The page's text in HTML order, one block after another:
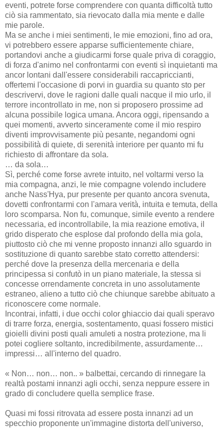
eventi, potrete forse comprendere con quanta difficoltà tutto
ciò sia rammentato, sia rievocato dalla mia mente e dalle
mie parole.
Ma se anche i miei sentimenti, le mie emozioni, fino ad ora,
vi potrebbero essere apparse sufficientemente chiare,
portandovi anche a giudicarmi forse quale priva di coraggio,
di forza d'animo nel confrontarmi con eventi sì inquietanti ma
ancor lontani dall'essere considerabili raccapriccianti,
offertemi l'occasione di porvi in guardia su quanto sto per
descrivervi, dove le ragioni dalle quali nacque il mio urlo, il
terrore incontrollato in me, non si proposero prossime ad
alcuna possibile logica umana. Ancora oggi, ripensando a
quei momenti, avverto sinceramente come il mio respiro
diventi improvvisamente più pesante, negandomi ogni
possibilità di quiete, di serenità interiore per quanto mi fu
richiesto di affrontare da sola.
… da sola…
Sì, perché come forse avrete intuito, nel voltarmi verso la
mia compagna, anzi, le mie compagne volendo includere
anche Nass'Hya, pur presente per quanto ancora svenuta,
dovetti confrontarmi con l'amara verità, intuita e temuta, della
loro scomparsa. Non fu, comunque, simile evento a rendere
necessaria, ed incontrollabile, la mia reazione emotiva, il
grido disperato che esplose dal profondo della mia gola,
piuttosto ciò che mi venne proposto innanzi allo sguardo in
sostituzione di quanto sarebbe stato corretto attendersi:
perché dove la presenza della mercenaria e della
principessa si confutò in un piano materiale, la stessa si
concesse orrendamente concreta in uno assolutamente
estraneo, alieno a tutto ciò che chiunque sarebbe abituato a
riconoscere come normale.
Incontrai, infatti, i due occhi color ghiaccio dai quali speravo
di trarre forza, energia, sostentamento, quasi fossero mistici
gioielli divini posti quali amuleti a nostra protezione, ma li
potei cogliere soltanto, incredibilmente, assurdamente…
impressi… all'interno del quadro.
« Non… non… non.. » balbettai, cercando di rinnegare la
realtà postami innanzi agli occhi, senza neppure essere in
grado di concludere quella semplice frase.
Quasi mi fossi ritrovata ad essere posta innanzi ad un
specchio proponente un'immagine distorta dell'universo,